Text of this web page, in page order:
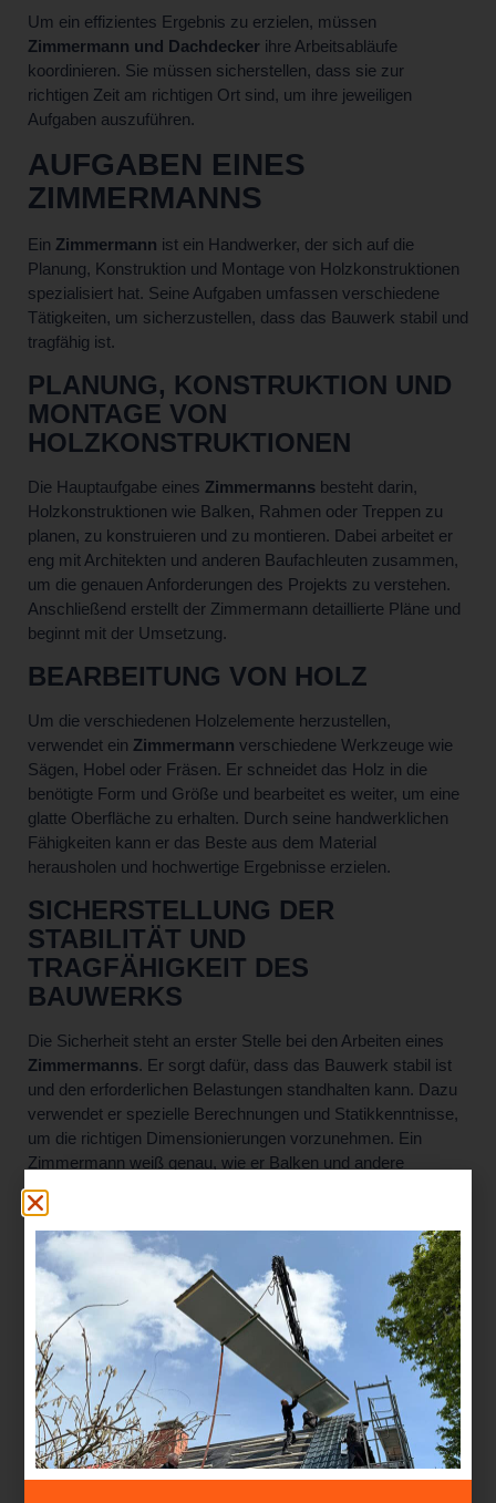
Um ein effizientes Ergebnis zu erzielen, müssen
Zimmermann und Dachdecker ihre Arbeitsabläufe
koordinieren. Sie müssen sicherstellen, dass sie zur
richtigen Zeit am richtigen Ort sind, um ihre jeweiligen
Aufgaben auszuführen.
AUFGABEN EINES
ZIMMERMANNS
Ein Zimmermann ist ein Handwerker, der sich auf die
Planung, Konstruktion und Montage von Holzkonstruktionen
spezialisiert hat. Seine Aufgaben umfassen verschiedene
Tätigkeiten, um sicherzustellen, dass das Bauwerk stabil und
tragfähig ist.
PLANUNG, KONSTRUKTION UND
MONTAGE VON
HOLZKONSTRUKTIONEN
Die Hauptaufgabe eines Zimmermanns besteht darin,
Holzkonstruktionen wie Balken, Rahmen oder Treppen zu
planen, zu konstruieren und zu montieren. Dabei arbeitet er
eng mit Architekten und anderen Baufachleuten zusammen,
um die genauen Anforderungen des Projekts zu verstehen.
Anschließend erstellt der Zimmermann detaillierte Pläne und
beginnt mit der Umsetzung.
BEARBEITUNG VON HOLZ
Um die verschiedenen Holzelemente herzustellen,
verwendet ein Zimmermann verschiedene Werkzeuge wie
Sägen, Hobel oder Fräsen. Er schneidet das Holz in die
benötigte Form und Größe und bearbeitet es weiter, um eine
glatte Oberfläche zu erhalten. Durch seine handwerklichen
Fähigkeiten kann er das Beste aus dem Material
herausholen und hochwertige Ergebnisse erzielen.
SICHERSTELLUNG DER
STABILITÄT UND
TRAGFÄHIGKEIT DES
BAUWERKS
Die Sicherheit steht an erster Stelle bei den Arbeiten eines
Zimmermanns. Er sorgt dafür, dass das Bauwerk stabil ist
und den erforderlichen Belastungen standhalten kann. Dazu
verwendet er spezielle Berechnungen und Statikkenntnisse,
um die richtigen Dimensionierungen vorzunehmen. Ein
Zimmermann weiß genau, wie er Balken und andere
Elemente positionieren muss, um die Tragfähigkeit des
Bauwerks zu gewährleisten.
EINBAU VON FENSTERN, TÜREN
UND ANDEREN BAUELEMENTEN
AUS HOLZ
Zimmerleute
sind auch für den Einbau von Fenstern, Türen
und anderen Bauelementen aus Holz verantwortlich. Sie
stellen sicher, dass diese ordnungsgemäß funktionieren und
bauen sie fachgerecht ein. Dabei achten sie auf eine gute
Isolierung und Abdichtung, um Energieverluste zu
minimieren.